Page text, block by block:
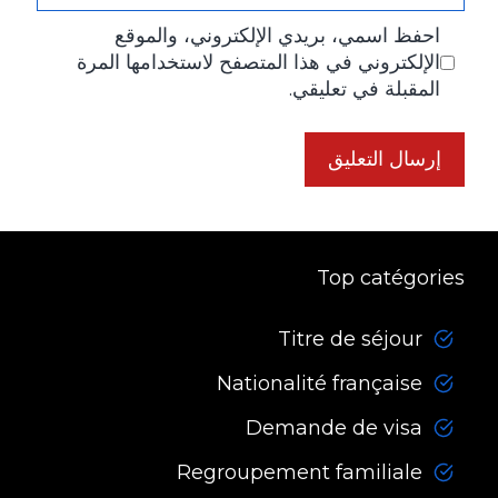
احفظ اسمي، بريدي الإلكتروني، والموقع
الإلكتروني في هذا المتصفح لاستخدامها المرة
المقبلة في تعليقي.
Top catégories
Titre de séjour
Nationalité française
Demande de visa
Regroupement familiale